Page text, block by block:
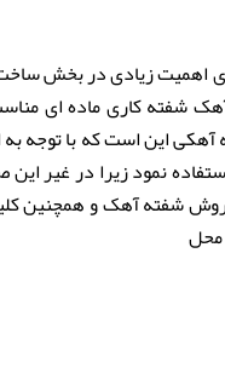
اهمیت زیادی در بخش ساخت
شفته کاری ماده ای
آهکی این است که با توجه به
نمود زیرا در غیر
شفته آهک و همچنین